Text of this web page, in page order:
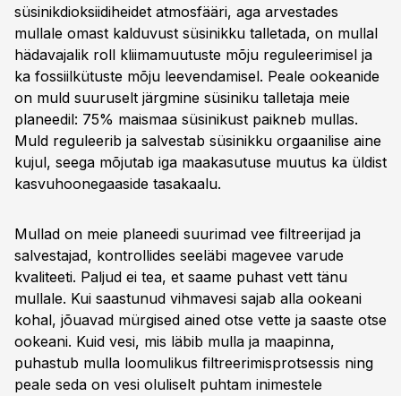
süsinikdioksiidiheidet atmosfääri, aga arvestades
mullale omast kalduvust süsinikku talletada, on mullal
hädavajalik roll kliimamuutuste mõju reguleerimisel ja
ka fossiilkütuste mõju leevendamisel. Peale ookeanide
on muld suuruselt järgmine süsiniku talletaja meie
planeedil: 75% maismaa süsinikust paikneb mullas.
Muld reguleerib ja salvestab süsinikku orgaanilise aine
kujul, seega mõjutab iga maakasutuse muutus ka üldist
kasvuhoonegaaside tasakaalu.
Mullad on meie planeedi suurimad vee filtreerijad ja
salvestajad, kontrollides seeläbi magevee varude
kvaliteeti. Paljud ei tea, et saame puhast vett tänu
mullale. Kui saastunud vihmavesi sajab alla ookeani
kohal, jõuavad mürgised ained otse vette ja saaste otse
ookeani. Kuid vesi, mis läbib mulla ja maapinna,
puhastub mulla loomulikus filtreerimisprotsessis ning
peale seda on vesi oluliselt puhtam inimestele